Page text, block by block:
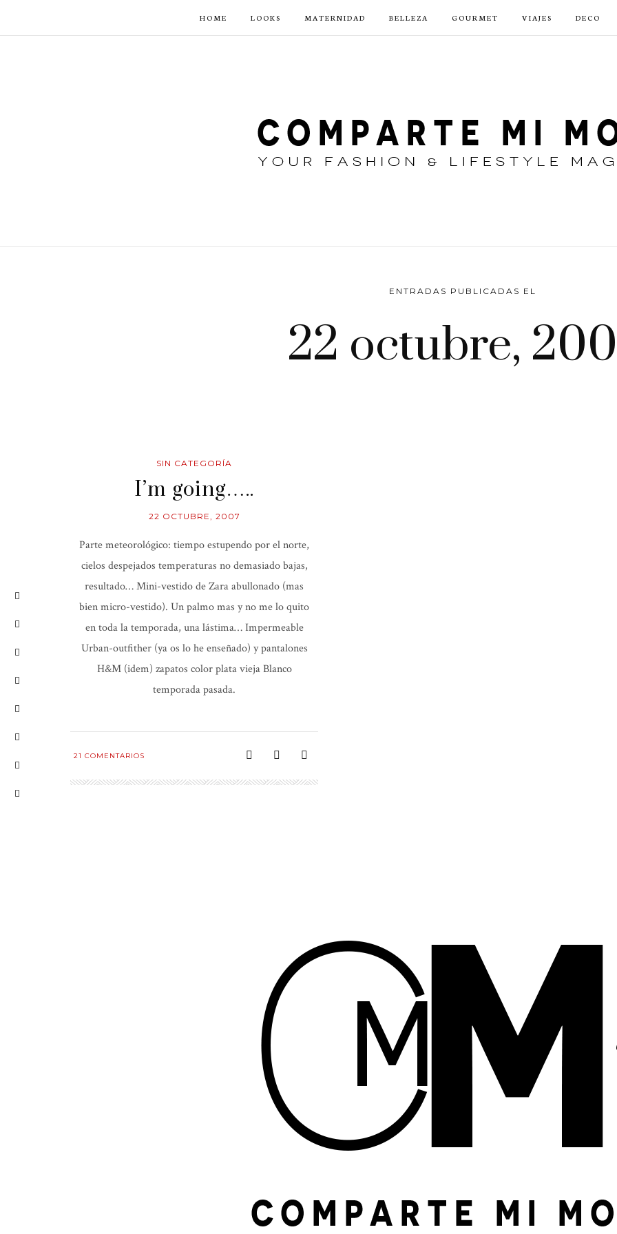
HOME LOOKS MATERNIDAD BELLEZA GOURMET VIAJES DECO
ENTRADAS PUBLICADAS EL
22 octubre,
SIN CATEGORÍA
I’m going…..
22 OCTUBRE, 2007
Parte meteorológico: tiempo estupendo por el norte,
cielos despejados temperaturas no demasiado bajas,
resultado… Mini-vestido de Zara abullonado (mas
bien micro-vestido). Un palmo mas y no me lo quito
en toda la temporada, una lástima… Impermeable
Urban-outfither (ya os lo he enseñado) y pantalones
H&M (idem) zapatos color plata vieja Blanco
temporada pasada.
21 COMENTARIOS